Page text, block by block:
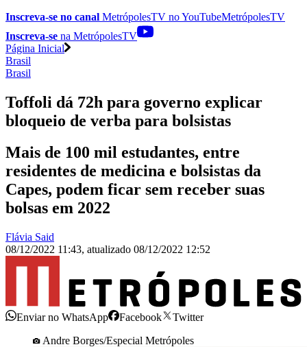
Inscreva-se no canal MetrópolesTV noYouTubeMetrópolesTV
Inscreva-se na MetrópolesTV
Página Inicial
Brasil
Brasil
Toffoli dá 72h para governo explicar
bloqueio de verba para bolsistas
Mais de 100 mil estudantes, entre
residentes de medicina e bolsistas da
Capes, podem ficar sem receber suas
bolsas em 2022
Flávia Said
08/12/2022 11:43, atualizado 08/12/2022 12:52
Enviar no WhatsApp Facebook
Twitter
Andre Borges/Especial Metrópoles